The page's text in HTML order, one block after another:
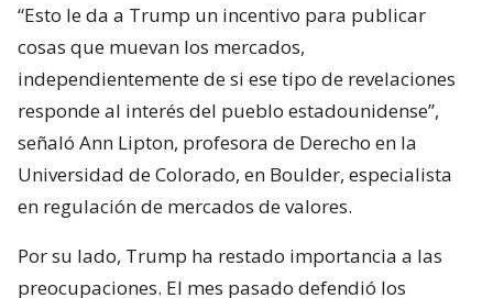
“Esto le da a Trump un incentivo para publicar
cosas que muevan los mercados,
independientemente de si ese tipo de revelaciones
responde al interés del pueblo estadounidense”,
señaló Ann Lipton, profesora de Derecho en la
Universidad de Colorado, en Boulder, especialista
en regulación de mercados de valores.
Por su lado, Trump ha restado importancia a las
preocupaciones. El mes pasado defendió los